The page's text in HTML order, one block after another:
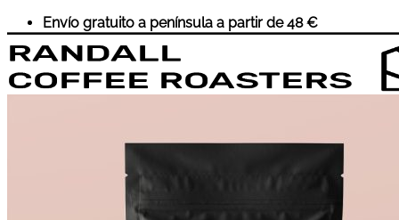
Saltar
al
contenido
Envío gratuito a península a partir de 48 €